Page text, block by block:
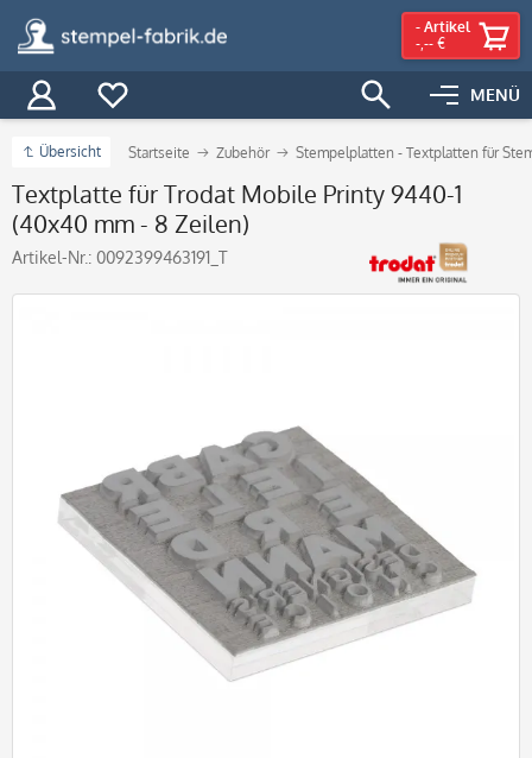
MENÜ
- Artikel
-,-- €
Übersicht Startseite Zubehör Stempelplatten - Textplatten für
Textplatte für Trodat Mobile Printy 9440-1
(40x40 mm - 8 Zeilen)
Artikel-Nr.: 0092399463191_T